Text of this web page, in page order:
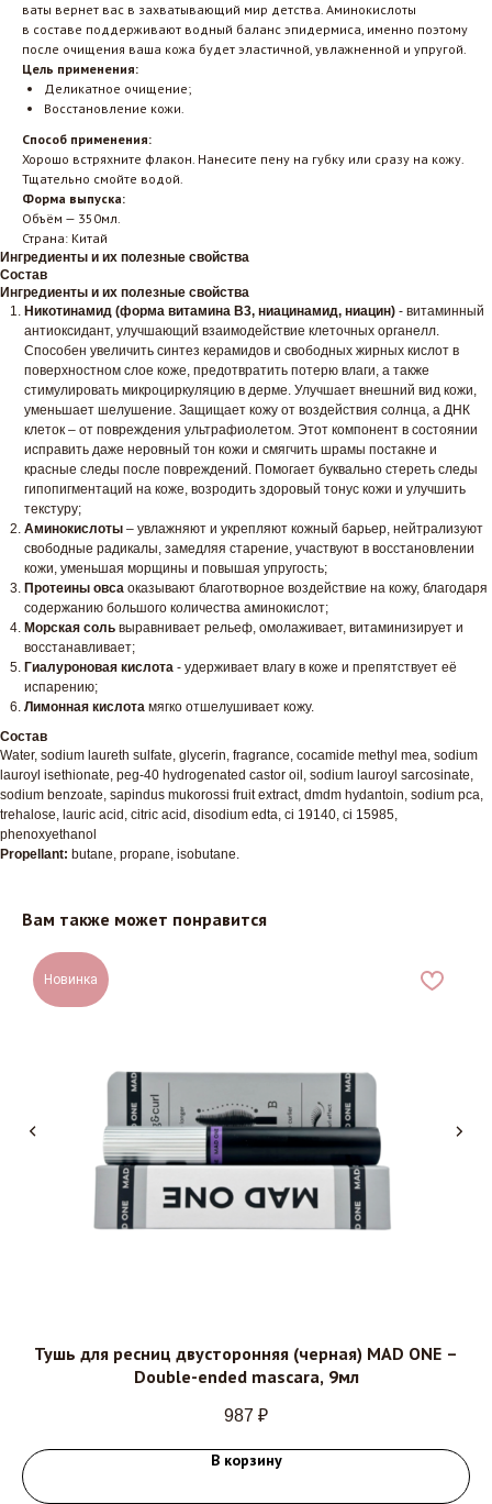
ваты вернет вас в захватывающий мир детства. Аминокислоты
в составе поддерживают водный баланс эпидермиса, именно поэтому
после очищения ваша кожа будет эластичной, увлажненной и упругой.
Цель применения:
Деликатное очищение;
Восстановление кожи.
Способ применения:
Хорошо встряхните флакон. Нанесите пену на губку или сразу на кожу.
Тщательно смойте водой.
Форма выпуска:
Объём — 350мл.
Страна: Китай
Ингредиенты и их полезные свойства
Состав
Ингредиенты и их полезные свойства
Никотинамид (форма витамина В3, ниацинамид, ниацин) - витаминный
антиоксидант, улучшающий взаимодействие клеточных органелл.
Способен увеличить синтез керамидов и свободных жирных кислот в
поверхностном слое коже, предотвратить потерю влаги, а также
стимулировать микроциркуляцию в дерме. Улучшает внешний вид кожи,
уменьшает шелушение. Защищает кожу от воздействия солнца, а ДНК
клеток – от повреждения ультрафиолетом. Этот компонент в состоянии
исправить даже неровный тон кожи и смягчить шрамы постакне и
красные следы после повреждений. Помогает буквально стереть следы
гипопигментаций на коже, возродить здоровый тонус кожи и улучшить
текстуру;
Аминокислоты – увлажняют и укрепляют кожный барьер, нейтрализуют
свободные радикалы, замедляя старение, участвуют в восстановлении
кожи, уменьшая морщины и повышая упругость;
Протеины овса оказывают благотворное воздействие на кожу, благодаря
содержанию большого количества аминокислот;
Морская соль выравнивает рельеф, омолаживает, витаминизирует и
восстанавливает;
Гиалуроновая кислота - удерживает влагу в коже и препятствует её
испарению;
Лимонная кислота мягко отшелушивает кожу.
Состав
Water, sodium laureth sulfate, glycerin, fragrance, cocamide methyl mea, sodium
lauroyl isethionate, peg-40 hydrogenated castor oil, sodium lauroyl sarcosinate,
sodium benzoate, sapindus mukorossi fruit extract, dmdm hydantoin, sodium pca,
trehalose, lauric acid, citric acid, disodium edta, ci 19140, ci 15985,
phenoxyethanol
Propellant: butane, propane, isobutane.
Вам также может понравится
Новинка
Тушь для ресниц двусторонняя (черная) MAD ONE –
Double-ended mascara, 9мл
987 ₽
В корзину